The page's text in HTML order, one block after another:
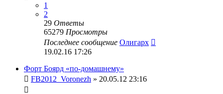
1
2
29 Ответы
65279 Просмотры
Последнее сообщение Олигарх
19.02.16 17:26
Форт Боярд «по-домашнему»
FB2012_Voronezh » 20.05.12 23:16